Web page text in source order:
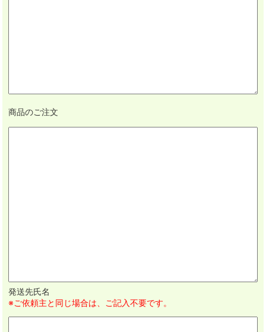
商品のご注文
発送先氏名
※ご依頼主と同じ場合は、ご記入不要です。